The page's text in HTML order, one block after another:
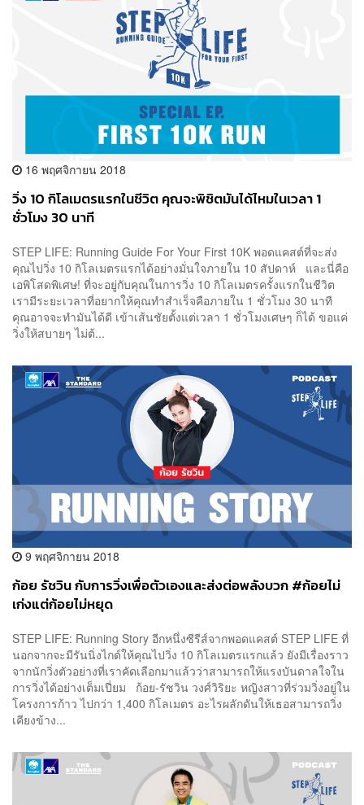
16 พฤศจิกายน 2018
วิ่ง 10 กิโลเมตรแรกในชีวิต คุณจะพิชิตมันได้ไหมในเวลา 1
ชั่วโมง 30 นาที
STEP LIFE: Running Guide For Your First 10K พอดแคสต์ที่จะส่ง
คุณไปวิ่ง 10 กิโลเมตรแรกได้อย่างมั่นใจภายใน 10 สัปดาห์ และนี่คือ
เอพิโสดพิเศษ! ที่จะอยู่กับคุณในการวิ่ง 10 กิโลเมตรครั้งแรกในชีวิต
เรามีระยะเวลาที่อยากให้คุณทำสำเร็จคือภายใน 1 ชั่วโมง 30 นาที
คุณอาจจะทำมันได้ดี เข้าเส้นชัยตั้งแต่เวลา 1 ชั่วโมงเศษๆ ก็ได้ ขอแค่
วิ่งให้สบายๆ ไม่ต้...
9 พฤศจิกายน 2018
ก้อย รัชวิน กับการวิ่งเพื่อตัวเองและส่งต่อพลังบวก #ก้อยไม่
เก่งแต่ก้อยไม่หยุด
STEP LIFE: Running Story อีกหนึ่งซีรีส์จากพอดแคสต์ STEP LIFE ที่
นอกจากจะมีรันนิ่งไกด์ให้คุณไปวิ่ง 10 กิโลเมตรแรกแล้ว ยังมีเรื่องราว
จากนักวิ่งตัวอย่างที่เราคัดเลือกมาแล้วว่าสามารถให้แรงบันดาลใจใน
การวิ่งได้อย่างเต็มเปี่ยม ก้อย-รัชวิน วงศ์วิริยะ หญิงสาวที่ร่วมวิ่งอยู่ใน
โครงการก้าว ไปกว่า 1,400 กิโลเมตร อะไรผลักดันให้เธอสามารถวิ่ง
เคียงข้าง...